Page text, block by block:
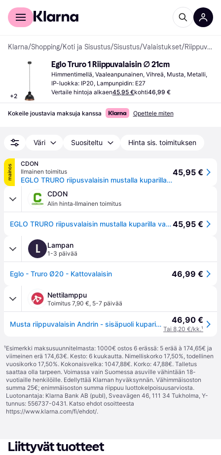
Kuluttajille
Klarna/Shopping/Koti ja Sisustus/Sisustus/Valaistukset/ Riippuvalaisimet
+2
Eglo Truro 1 Riippuvalaisin ∅ 21cm
Himmentimellä, Vaaleanpunainen, Vihreä, Musta, Metalli,
IP-luokka: IP20, Lampunpidin: E27
Vertaile hintoja alkaen45,95 €kohti46,99 €
Kokeile joustavia maksuja kanssa Opettele miten
Väri Suositeltu Hinta sis. toimituksen
mainos
CDON
Ilmainen toimitus
EGLO TRURO riipusvalaisin mustalla kuparilla varjostimen sisällä
45,95 €
CDON
Alin hinta·Ilmainen toimitus
EGLO TRURO riipusvalaisin mustalla kuparilla varjostimen sisällä45,95 €
L Lampan
1-3 päivää
Eglo - Truro Ø20 - Kattovalaisin 46,99 €
Nettilamppu
Toimitus 7,90 €, 5-7 päivää
Musta riippuvalaisin Andrin - sisäpuoli kuparia - musta, kupari 46,90 €
Tai 8,20 €/kk.¹
¹Esimerkki maksusuunnitelmasta: 1000€ ostos 6 erässä: 5 erää à 174,65€ ja
viimeinen erä 174,63€. Kesto: 6 kuukautta. Nimelliskorko 17,50%, todellinen
vuosikorko 17,50%. Kokonaisvelka: 1047,88€. Korko: 47,88€. Talletus
saattaa olla tarpeen. Voimassa vain Suomessa asuville vähintään 18-
vuotiaille henkilöille. Edellyttää Klarnan hyväksynnän. Vähimmäisoston
summa 25€; enimmäisoston summa riippuu luottokelpoisuusarviosta.
Luotonantaja: Klarna Bank AB (publ), Sveavägen 46, 111 34 Tukholma, Y-
tunnus: 556737-0431. Katso ehdot osoitteesta
https://www.klarna.com/fi/ehdot/.
Liittyvät tuotteet